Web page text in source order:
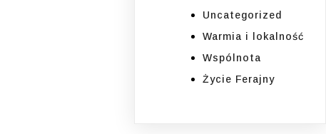
Uncategorized
Warmia i lokalność
Wspólnota
Życie Ferajny